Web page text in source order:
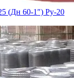
(Дн 60-1″) Ру-20